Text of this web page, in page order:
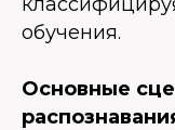
обучения.
Основные